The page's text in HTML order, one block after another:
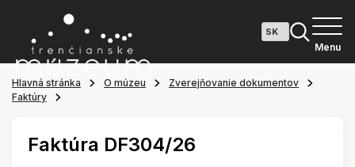
Menu
Hlavná stránka O múzeu
Zverejňovanie dokumentov
Faktúry
Faktúra DF304/26